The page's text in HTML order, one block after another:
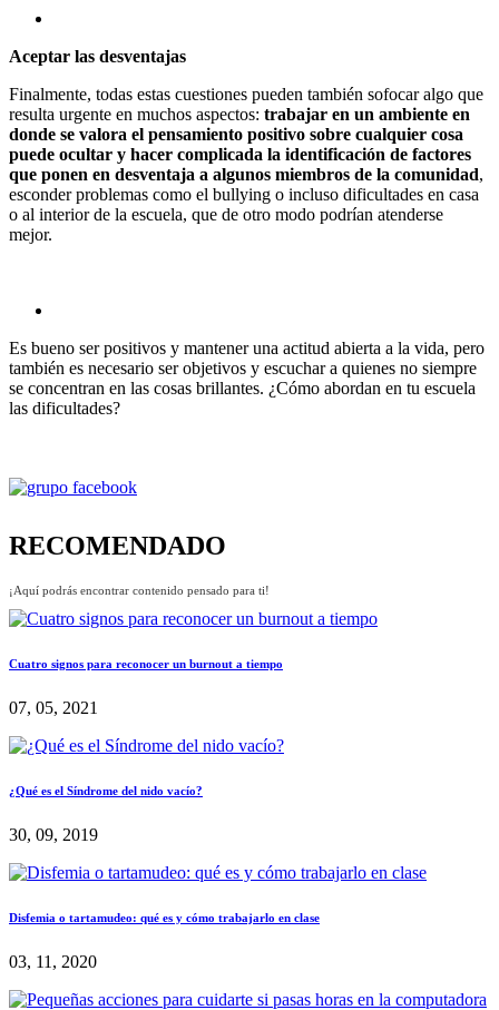
Aceptar las desventajas
Finalmente, todas estas cuestiones pueden también sofocar algo que
resulta urgente en muchos aspectos: trabajar en un ambiente en
donde se valora el pensamiento positivo sobre cualquier cosa
puede ocultar y hacer complicada la identificación de factores
que ponen en desventaja a algunos miembros de la comunidad,
esconder problemas como el bullying o incluso dificultades en casa
o al interior de la escuela, que de otro modo podrían atenderse
mejor.
Es bueno ser positivos y mantener una actitud abierta a la vida, pero
también es necesario ser objetivos y escuchar a quienes no siempre
se concentran en las cosas brillantes. ¿Cómo abordan en tu escuela
las dificultades?
RECOMENDADO
¡Aquí podrás encontrar contenido pensado para ti!
Cuatro signos para reconocer un burnout a tiempo
07, 05, 2021
¿Qué es el Síndrome del nido vacío?
30, 09, 2019
Disfemia o tartamudeo: qué es y cómo trabajarlo en clase
03, 11, 2020